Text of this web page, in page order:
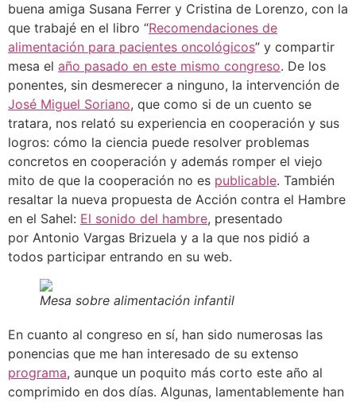
buena amiga Susana Ferrer y Cristina de Lorenzo, con la
que trabajé en el libro “Recomendaciones de
alimentación para pacientes oncológicos” y compartir
mesa el año pasado en este mismo congreso. De los
ponentes, sin desmerecer a ninguno, la intervención de
José Miguel Soriano, que como si de un cuento se
tratara, nos relató su experiencia en cooperación y sus
logros: cómo la ciencia puede resolver problemas
concretos en cooperación y además romper el viejo
mito de que la cooperación no es publicable. También
resaltar la nueva propuesta de Acción contra el Hambre
en el Sahel: El sonido del hambre, presentado
por Antonio Vargas Brizuela y a la que nos pidió a
todos participar entrando en su web.
Mesa sobre alimentación infantil
En cuanto al congreso en sí, han sido numerosas las
ponencias que me han interesado de su extenso
programa, aunque un poquito más corto este año al
comprimido en dos días. Algunas, lamentablemente han